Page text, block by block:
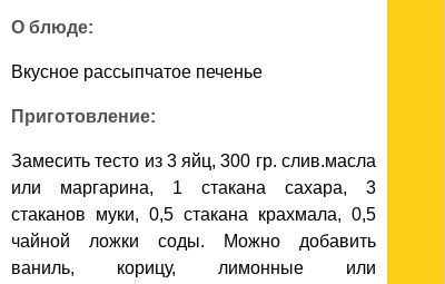
О блюде:
Вкусное рассыпчатое печенье
Приготовление:
Замесить тесто из 3 яйц, 300 гр. слив.масла
или маргарина, 1 стакана сахара, 3
стаканов муки, 0,5 стакана крахмала, 0,5
чайной ложки соды. Можно добавить
ваниль, корицу, лимонные или